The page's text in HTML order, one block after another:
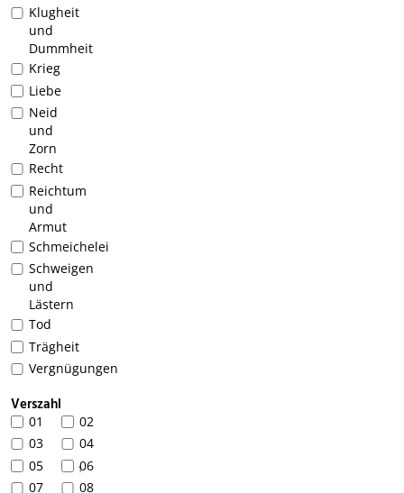
Klugheit
und
Dummheit
Krieg
Liebe
Neid
und
Zorn
Recht
Reichtum
und
Armut
Schmeichelei
Schweigen
und
Lästern
Tod
Trägheit
Vergnügungen
Verszahl
01
02
03
04
05
106
07
08